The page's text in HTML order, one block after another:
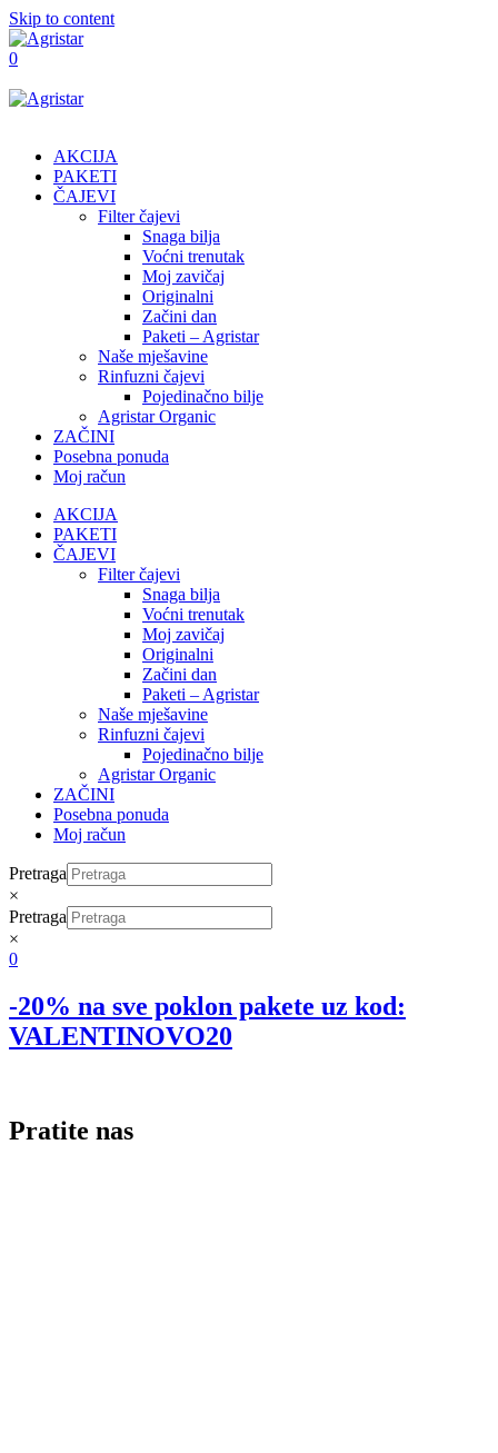
Skip to content
0
AKCIJA
PAKETI
ČAJEVI
Filter čajevi
Snaga bilja
Voćni trenutak
Moj zavičaj
Originalni
Začini dan
Paketi – Agristar
Naše mješavine
Rinfuzni čajevi
Pojedinačno bilje
Agristar Organic
ZAČINI
Posebna ponuda
Moj račun
AKCIJA
PAKETI
ČAJEVI
Filter čajevi
Snaga bilja
Voćni trenutak
Moj zavičaj
Originalni
Začini dan
Paketi – Agristar
Naše mješavine
Rinfuzni čajevi
Pojedinačno bilje
Agristar Organic
ZAČINI
Posebna ponuda
Moj račun
Pretraga
×
Pretraga
×
0
-20% na sve poklon pakete uz kod:
VALENTINOVO20
Pratite nas